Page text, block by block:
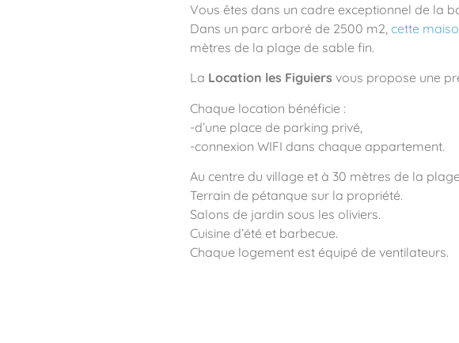
Vous êtes dans un cadre exceptionnel de la
Dans un parc arboré de 2500 m2, cette
mètres de la plage de sable fin.
La Location les Figuiers vous propose une
Chaque location bénéficie :
-d’une place de parking privé,
-connexion WIFI dans chaque appartement.
Au centre du village et à 30 mètres de la
Terrain de pétanque sur la propriété.
Salons de jardin sous les oliviers.
Cuisine d’été et barbecue.
Chaque logement est équipé de ventilateurs.